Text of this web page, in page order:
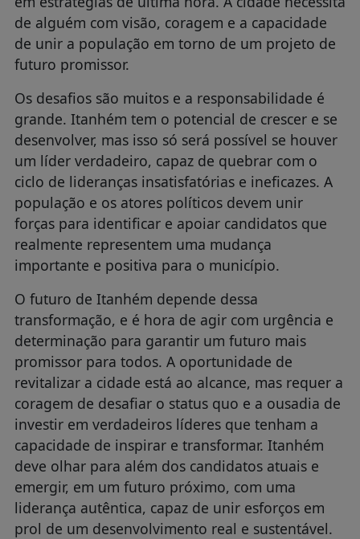
de alguém com visão, coragem e a capacidade
de unir a população em torno de um projeto de
futuro promissor.
Os desafios são muitos e a responsabilidade é
grande. Itanhém tem o potencial de crescer e se
desenvolver, mas isso só será possível se houver
um líder verdadeiro, capaz de quebrar com o
ciclo de lideranças insatisfatórias e ineficazes. A
população e os atores políticos devem unir
forças para identificar e apoiar candidatos que
realmente representem uma mudança
importante e positiva para o município.
O futuro de Itanhém depende dessa
transformação, e é hora de agir com urgência e
determinação para garantir um futuro mais
promissor para todos. A oportunidade de
revitalizar a cidade está ao alcance, mas requer a
coragem de desafiar o status quo e a ousadia de
investir em verdadeiros líderes que tenham a
capacidade de inspirar e transformar. Itanhém
deve olhar para além dos candidatos atuais e
emergir, em um futuro próximo, com uma
liderança autêntica, capaz de unir esforços em
prol de um desenvolvimento real e sustentável.